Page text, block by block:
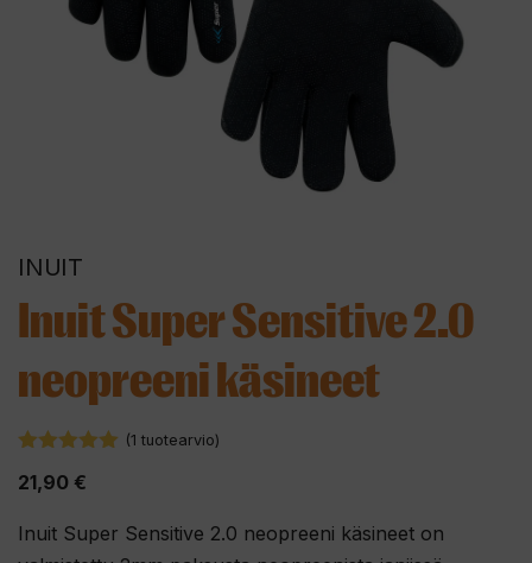
INUIT
Inuit Super Sensitive 2.0
neopreeni käsineet
(1 tuotearvio)
21,90 €
Inuit Super Sensitive 2.0 neopreeni käsineet on